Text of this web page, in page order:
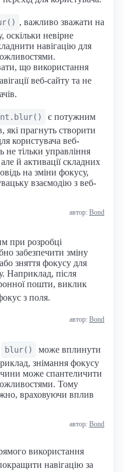
, важливо зважати на
оскільки невірне
навігацію для
що використання
веб-сайту та не
є потужним
які прагнуть створити
користувача веб-
не тільки управління
й активації складних
на зміни фокусу,
взаємодію з веб-
автор: Bond
при розробці
забезпечити зміну
зняття фокусу для
Наприклад, після
пошти, виклик
з поля.
автор: Bond
blur()
може вплинути
знімання фокусу
може спантеличити
Тому
враховуючи вплив
автор: Bond
використання
навігацію за